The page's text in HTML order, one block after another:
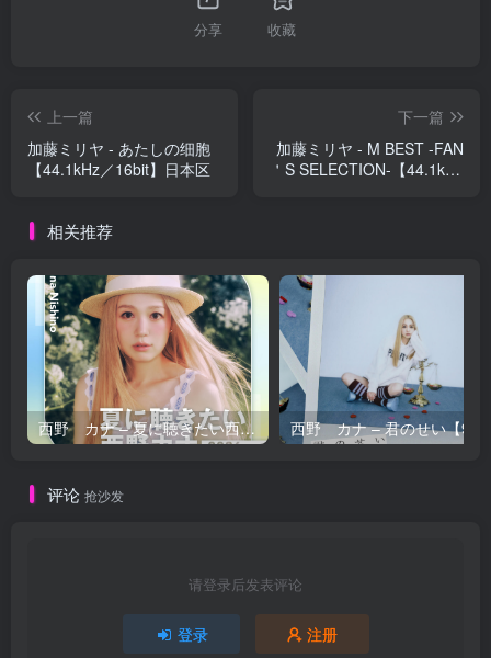
分享 收藏
上一篇
加藤ミリヤ - あたしの细胞
【44.1kHz／16bit】日本区
下一篇
加藤ミリヤ - M BEST -FAN
＇S SELECTION-【44.1kHz
相关推荐
西野 カナ – 夏に聴きたい西野カナ2026【44.1kHz／16bit】日本区
评论 抢沙发
请登录后发表评论
登录 注册